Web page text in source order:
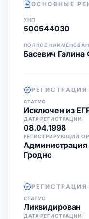
ОСНОВНЫЕ
УНП
500544030
ПОЛНОЕ
Басевич
РЕГИСТРАЦИЯ
СТАТУС
Исключен из
ДАТА РЕГИСТРАЦИИ
08.04.1998
РЕГИСТРИРУЮЩИЙ
Администрация
Гродно
СТАТУС
Ликвидирован
ДАТА РЕГИСТРАЦИИ